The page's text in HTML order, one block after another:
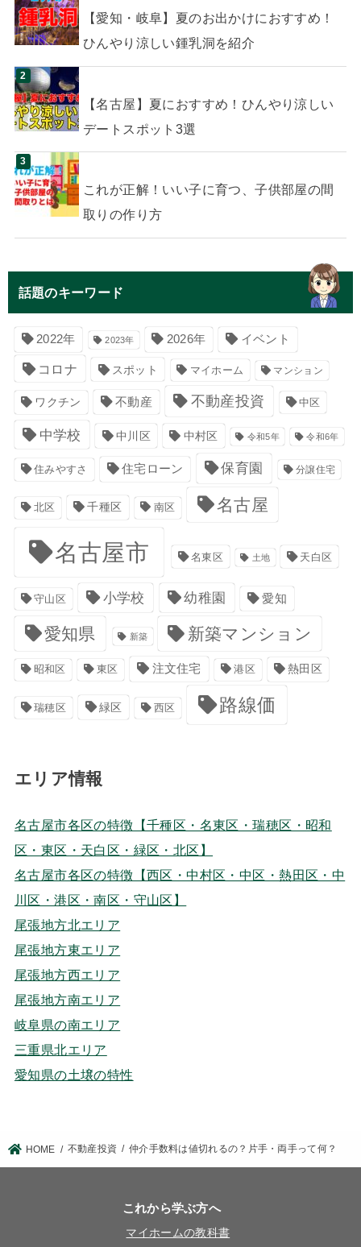
【愛知・岐阜】夏のお出かけにおすすめ！
ひんやり涼しい鍾乳洞を紹介
【名古屋】夏におすすめ！ひんやり涼しい
デートスポット3選
これが正解！いい子に育つ、子供部屋の間
取りの作り方
話題のキーワード
2022年 2023年 2026年 イベント
コロナ スポット マイホーム マンション
ワクチン 不動産 不動産投資 中区
中学校 中川区 中村区 令和5年 令和6年
住みやすさ 住宅ローン 保育園 分譲住宅
北区 千種区 南区 名古屋
名古屋市 名東区 土地 天白区
守山区 小学校 幼稚園 愛知
愛知県 新築 新築マンション
昭和区 東区 注文住宅 港区 熱田区
瑞穂区 緑区 西区 路線価
エリア情報
名古屋市各区の特徴【千種区・名東区・瑞穂区・昭和
区・東区・天白区・緑区・北区】
名古屋市各区の特徴【西区・中村区・中区・熱田区・中
川区・港区・南区・守山区】
尾張地方北エリア
尾張地方東エリア
尾張地方西エリア
尾張地方南エリア
岐阜県の南エリア
三重県北エリア
愛知県の土壌の特性
HOME 不動産投資 仲介手数料は値切れるの？片手・両手って何？
これから学ぶ方へ
マイホームの教科書